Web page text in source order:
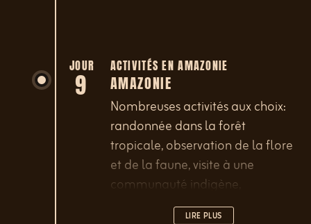
JOUR
9
ACTIVITÉS EN AMAZONIE
AMAZONIE
Nombreuses activités aux choix:
randonnée dans la forêt
tropicale, observation de la flore
et de la faune, visite à une
communauté indigène,
excursions en pirogue, détente...
LIRE PLUS